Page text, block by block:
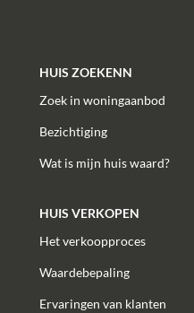
HUIS ZOEKENN
Zoek in woningaanbod
Bezichtiging
Wat is mijn huis waard?
HUIS VERKOPEN
Het verkoopproces
Waardebepaling
Ervaringen van klanten